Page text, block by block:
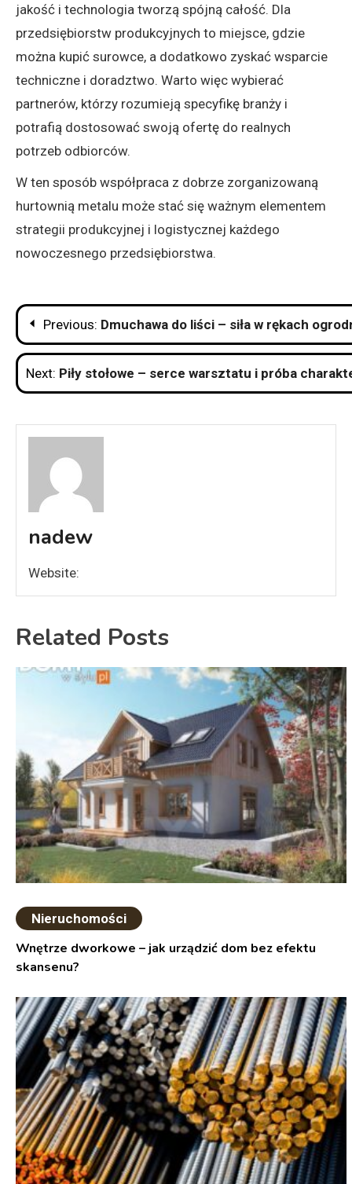
jakość i technologia tworzą spójną całość. Dla
przedsiębiorstw produkcyjnych to miejsce, gdzie
można kupić surowce, a dodatkowo zyskać wsparcie
techniczne i doradztwo. Warto więc wybierać
partnerów, którzy rozumieją specyfikę branży i
potrafią dostosować swoją ofertę do realnych
potrzeb odbiorców.
W ten sposób współpraca z dobrze zorganizowaną
hurtownią metalu może stać się ważnym elementem
strategii produkcyjnej i logistycznej każdego
nowoczesnego przedsiębiorstwa.
Nawigacja
wpisu
Previous: Dmuchawa do liści – siła w rękach
Next: Piły stołowe – serce warsztatu i próba
nadew
Website:
Related Posts
Nieruchomości
Wnętrze dworkowe – jak urządzić dom bez efektu
skansenu?